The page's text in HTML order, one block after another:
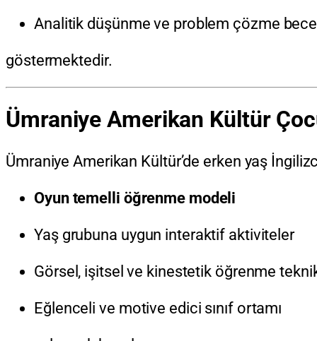
Analitik düşünme ve problem çözme
göstermektedir.
Ümraniye Amerikan Kültür
Ümraniye Amerikan Kültür’de erken yaş
Oyun temelli öğrenme modeli
Yaş grubuna uygun interaktif aktiviteler
Görsel, işitsel ve kinestetik öğrenme
Eğlenceli ve motive edici sınıf ortamı